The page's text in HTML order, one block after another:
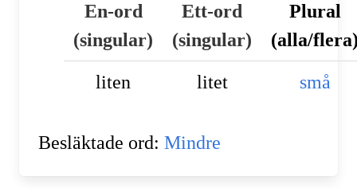
En-ord
(singular)
Ett-ord
(singular)
Plural
(alla/
liten litet små
Besläktade ord: Mindre